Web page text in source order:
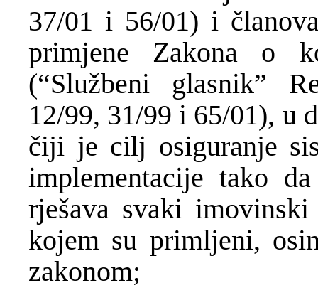
37/01 i 56/01) i
primjene Zakona o
(“Službeni glasnik”
12/99, 31/99 i 65/01), u
čiji je cilj osiguranje
implementacije tako
rješava svaki
kojem su primljeni,
zakonom;